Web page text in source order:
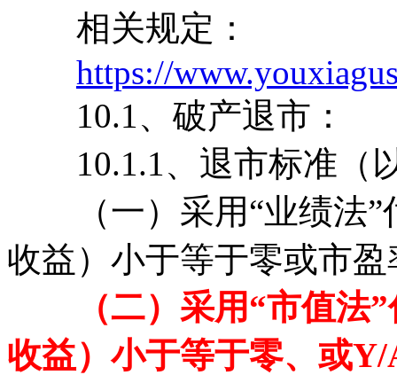
相关规定：
https://
10.1、破产退市：
10.1.1、退市标准（
（一）采用“业绩法”
收益）小于等于零或市
（二）采用“市值
收益）小于等于零、或